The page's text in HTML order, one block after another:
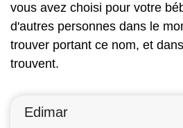
vous avez choisi pour votre
d'autres personnes dans le
trouver portant ce nom, et
trouvent.
Edimar